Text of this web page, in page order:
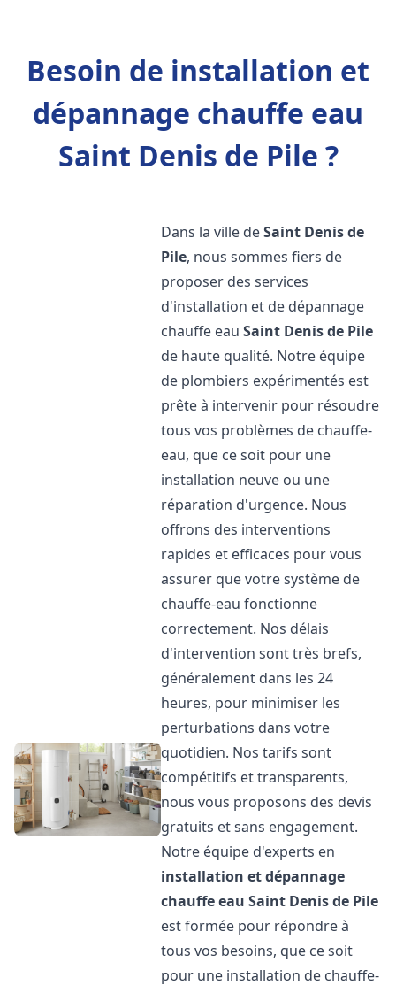
Besoin de installation et
dépannage chauffe eau
Saint Denis de Pile ?
Dans la ville deSaint Denis de
Pile, nous sommes fiers de
proposer des services
d'installation et de dépannage
chauffe eauSaint Denis de Pile
de haute qualité. Notre équipe
de plombiers expérimentés est
prête à intervenir pour résoudre
tous vos problèmes de chauffe-
eau, que ce soit pour une
installation neuve ou une
réparation d'urgence. Nous
offrons des interventions
rapides et efficaces pour vous
assurer que votre système de
chauffe-eau fonctionne
correctement. Nos délais
d'intervention sont très brefs,
généralement dans les 24
heures, pour minimiser les
perturbations dans votre
quotidien. Nos tarifs sont
compétitifs et transparents,
nous vous proposons des devis
gratuits et sans engagement.
Notre équipe d'experts en
installation et dépannage
chauffe eau Saint Denis de Pile
est formée pour répondre à
tous vos besoins, que ce soit
pour une installation de chauffe-